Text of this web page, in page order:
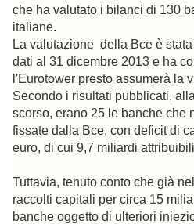
che ha valutato i bilanci di 130
italiane.
La valutazione della Bce è
dati al 31 dicembre 2013 e ha
l'Eurotower presto assumerà la
Secondo i risultati pubblicati,
scorso, erano 25 le banche che
fissate dalla Bce, con deficit di
euro, di cui 9,7 miliardi
Tuttavia, tenuto conto che già
raccolti capitali per circa 15
banche oggetto di ulteriori